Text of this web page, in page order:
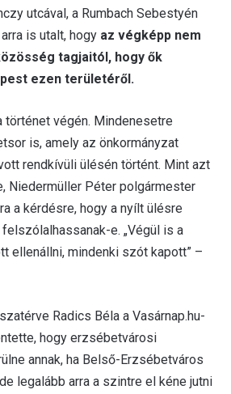
utcával, a Rumbach Sebestyén
is utalt, hogy az végképp nem
tagjaitól, hogy ők
ezen területéről.
történet végén. Mindenesetre
is, amely az önkormányzat
rendkívüli ülésén történt. Mint azt
Niedermüller Péter polgármester
a kérdésre, hogy a nyílt ülésre
e. „Végül is a
ellenállni, mindenki szót kapott” –
Radics Béla a Vasárnap.hu-
hogy erzsébetvárosi
annak, ha Belső-Erzsébetváros
legalább arra a szintre el kéne jutni